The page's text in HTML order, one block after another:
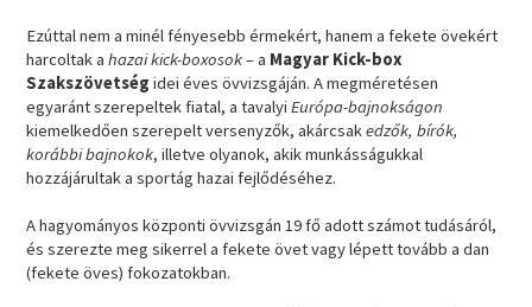
Ezúttal nem a minél fényesebb érmekért, hanem a fekete övekért
harcoltak ahazai kick-boxosok– a Magyar Kick-box
Szakszövetség idei éves övvizsgáján. A megméretésen
egyaránt szerepeltek fiatal, a tavalyiEurópa-bajnokságon
kiemelkedően szerepelt versenyzők, akárcsakedzők, bírók,
korábbi bajnokok, illetve olyanok, akik munkásságukkal
hozzájárultak a sportág hazai fejlődéséhez.
A hagyományos központi övvizsgán 19 fő adott számot tudásáról,
és szerezte meg sikerrel a fekete övet vagy lépett tovább a dan
(fekete öves) fokozatokban.